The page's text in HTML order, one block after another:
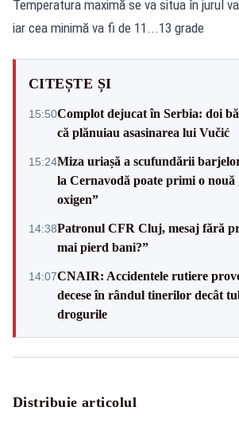
Temperatura maximă se va situa în jurul
iar cea minimă va fi de 11...13 grade
CITEȘTE ȘI
15:50Complot dejucat în Serbia: doi
că plănuiau asasinarea lui Vučić
15:24Miza uriașă a scufundării
la Cernavodă poate primi o nouă
oxigen”
14:38Patronul CFR Cluj, mesaj fără
mai pierd bani?”
14:07CNAIR: Accidentele rutiere
decese în rândul tinerilor decât
drogurile
Distribuie articolul